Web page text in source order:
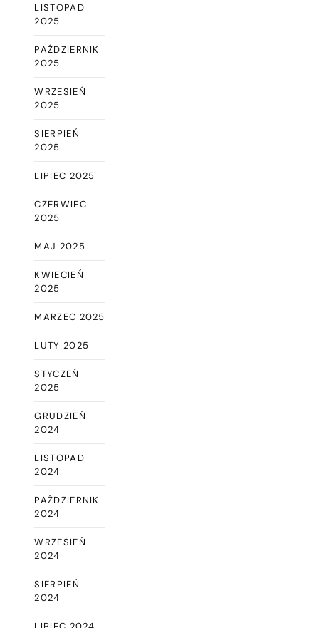
LISTOPAD
2025
PAŹDZIERNIK
2025
WRZESIEŃ
2025
SIERPIEŃ
2025
LIPIEC 2025
CZERWIEC
2025
MAJ 2025
KWIECIEŃ
2025
MARZEC 2025
LUTY 2025
STYCZEŃ
2025
GRUDZIEŃ
2024
LISTOPAD
2024
PAŹDZIERNIK
2024
WRZESIEŃ
2024
SIERPIEŃ
2024